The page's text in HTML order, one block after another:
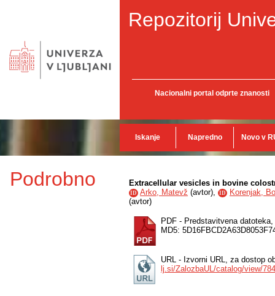
Repozitorij
Nacionalni portal odprte znanosti
Iskanje Napredno Novo v
Podrobno Extracellular vesicles in bovine
ID Arko, Matevž (avtor), ID
Korenjak,
(avtor)
PDF - Predstavitvena datoteka,
MD5:
URL - Izvorni URL, za dostop
lj.si/ZalozbaUL/catalog/view/